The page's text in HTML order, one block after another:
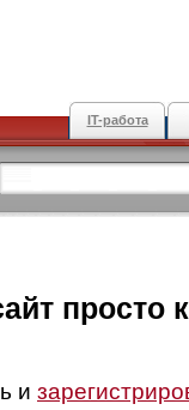
IT-работа
просто
и